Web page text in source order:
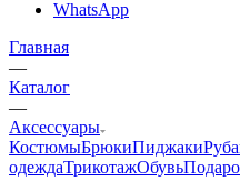
WhatsApp
Главная
—
Каталог
—
Аксессуары
КостюмыБрюкиПиджаки
одеждаТрикотажОбувь